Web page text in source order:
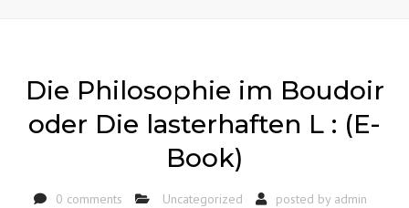
+ 386 40 111 5555
info@yourdomain.com
Die Philosophie im Boudoir
oder Die lasterhaften L : (E-
Book)
0 comments Uncategorized posted by admin